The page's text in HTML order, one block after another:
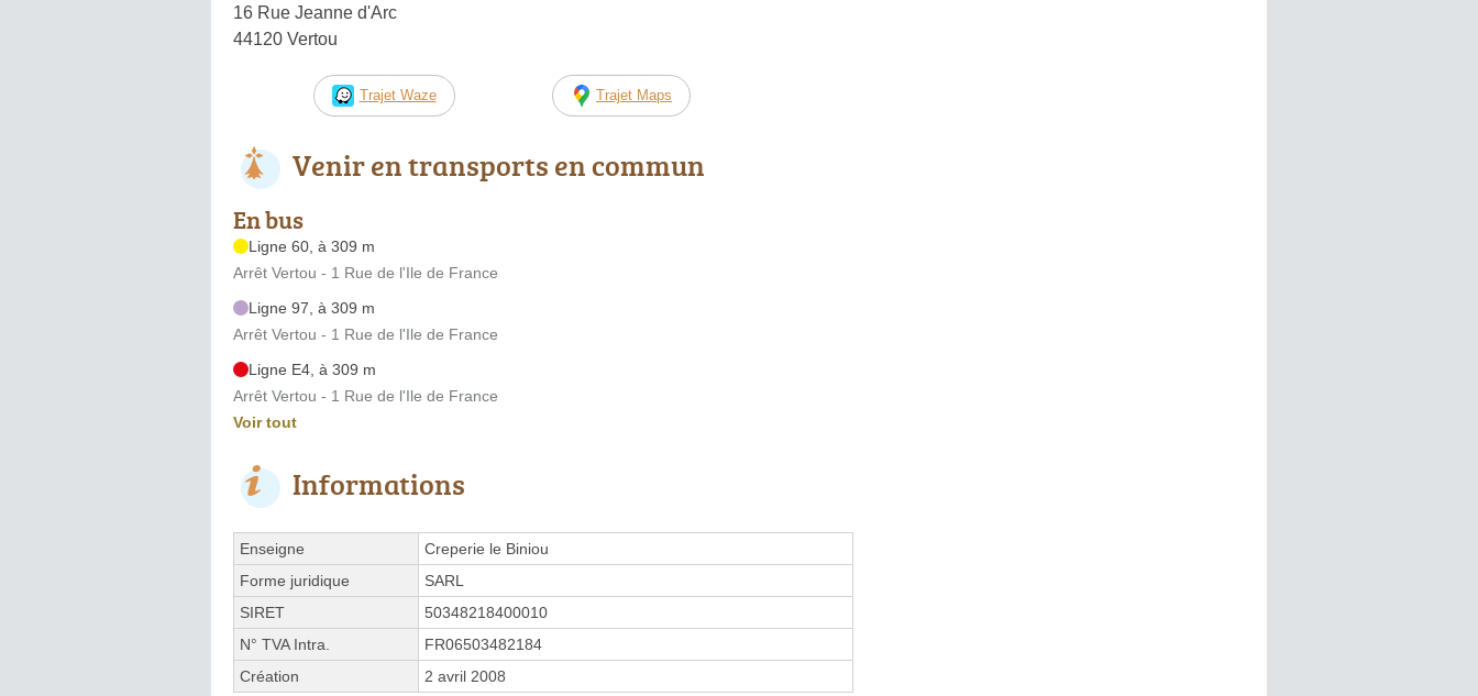
16 Rue Jeanne d'Arc
44120 Vertou
Trajet Waze Trajet Maps
Venir en transports en commun
En bus
Ligne 60, à 309 m
Arrêt Vertou - 1 Rue de l'Ile de France
Ligne 97, à 309 m
Arrêt Vertou - 1 Rue de l'Ile de France
Ligne E4, à 309 m
Arrêt Vertou - 1 Rue de l'Ile de France
Voir tout
Informations
Enseigne
Creperie le Biniou
Forme juridique
SARL
SIRET
50348218400010
N° TVA Intra.
FR06503482184
Création
2 avril 2008